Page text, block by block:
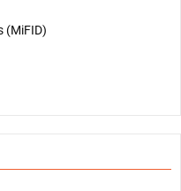
(MiFID)